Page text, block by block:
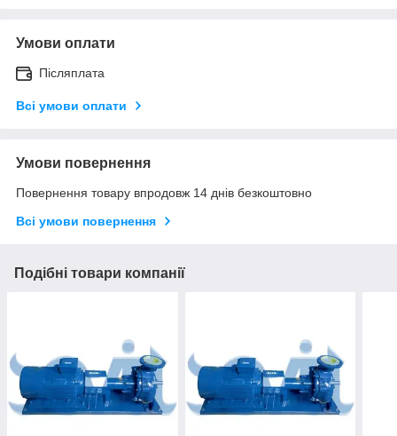
Умови оплати
Післяплата
Всі умови оплати
Умови повернення
Повернення товару впродовж 14 днів безкоштовно
Всі умови повернення
Подібні товари компанії